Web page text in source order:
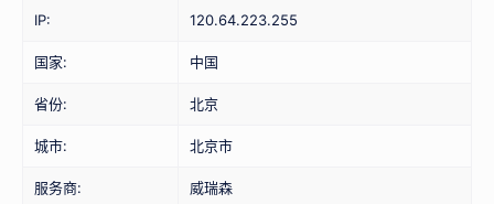
IP: 120.64.223.255
国家: 中国
省份: 北京
城市: 北京市
服务商: 威瑞森